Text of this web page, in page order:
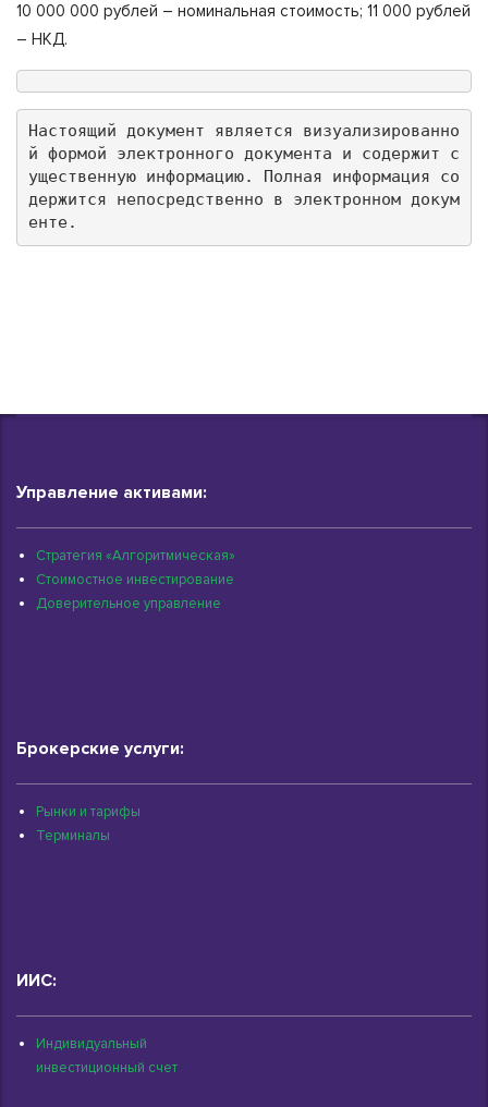
10 000 000 рублей – номинальная стоимость; 11 000 рублей
– НКД.
Настоящий документ является визуализированно
й формой электронного документа и содержит с
ущественную информацию. Полная информация со
держится непосредственно в электронном докум
енте.
Управление активами:
Стратегия «Алгоритмическая»
Стоимостное инвестирование
Доверительное управление
Брокерские услуги:
Рынки и тарифы
Терминалы
ИИС:
Индивидуальный
инвестиционный счет